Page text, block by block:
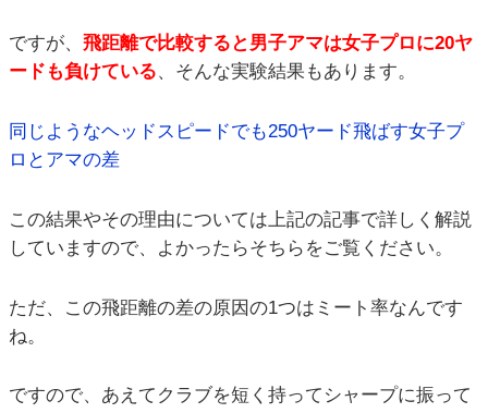
ですが、 飛距離で比較すると男子アマは女子プロに20ヤ
ードも負けている、そんな実験結果もあります。
同じようなヘッドスピードでも250ヤード飛ばす女子プ
ロとアマの差
この結果やその理由については上記の記事で詳しく解説
していますので、よかったらそちらをご覧ください。
ただ、この飛距離の差の原因の1つはミート率なんです
ね。
ですので、あえてクラブを短く持ってシャープに振って